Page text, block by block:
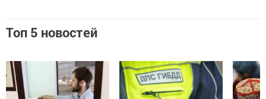
Топ 5 новостей